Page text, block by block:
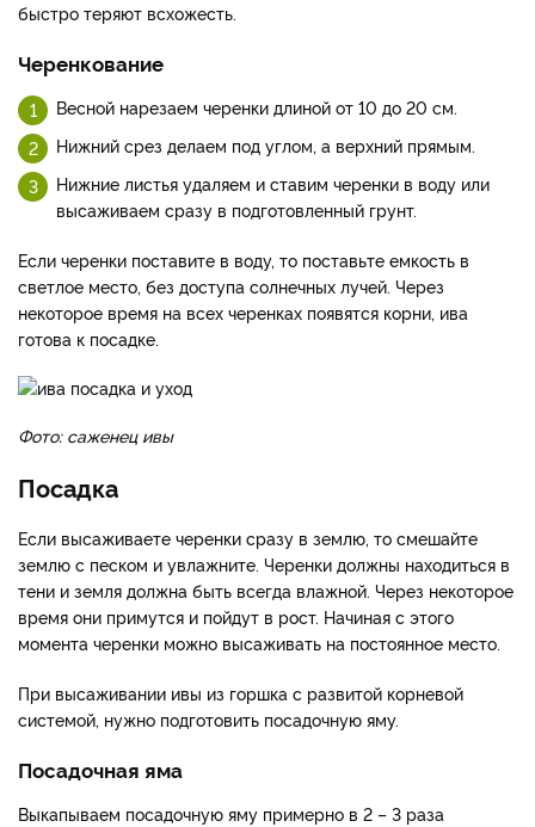
быстро теряют всхожесть.
Черенкование
Весной нарезаем черенки длиной от 10 до 20 см.
Нижний срез делаем под углом, а верхний прямым.
Нижние листья удаляем и ставим черенки в воду или
высаживаем сразу в подготовленный грунт.
Если черенки поставите в воду, то поставьте емкость в
светлое место, без доступа солнечных лучей. Через
некоторое время на всех черенках появятся корни, ива
готова к посадке.
Фото: саженец ивы
Посадка
Если высаживаете черенки сразу в землю, то смешайте
землю с песком и увлажните. Черенки должны находиться в
тени и земля должна быть всегда влажной. Через некоторое
время они примутся и пойдут в рост. Начиная с этого
момента черенки можно высаживать на постоянное место.
При высаживании ивы из горшка с развитой корневой
системой, нужно подготовить посадочную яму.
Посадочная яма
Выкапываем посадочную яму примерно в 2 – 3 раза